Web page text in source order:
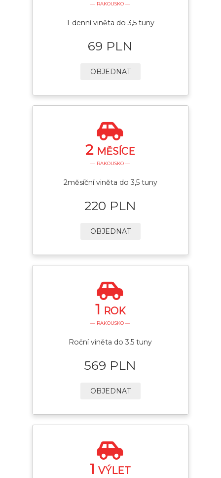
— RAKOUSKO —
1-denní viněta do 3,5 tuny
69 PLN
OBJEDNAT
2 MĚSÍCE
— RAKOUSKO —
2měsíční viněta do 3,5 tuny
220 PLN
OBJEDNAT
1 ROK
— RAKOUSKO —
Roční viněta do 3,5 tuny
569 PLN
OBJEDNAT
1VÝLET